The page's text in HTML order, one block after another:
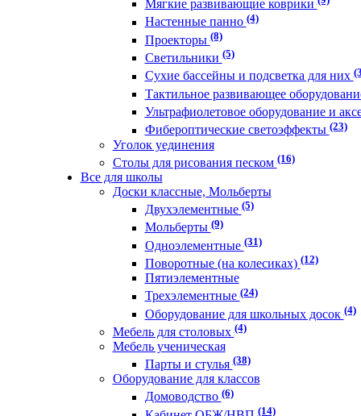
Мягкие развивающие коврики
Настенные панно(4)
Проекторы(8)
Светильники(5)
Сухие бассейны и подсветка для них
Тактильное развивающее
Ультрафиолетовое оборудование и
Фибероптические светоэффекты(23)
Уголок уединения
Столы для рисования песком(16)
Все для школы
Доски классные, Мольберты
Двухэлементные(5)
Мольберты(9)
Одноэлементные(31)
Поворотные (на колесиках)(12)
Пятиэлементные
Трехэлементные(24)
Оборудование для школьных досок(4)
Мебель для столовых(4)
Мебель ученическая
Парты и стулья(38)
Оборудование для классов
Домоводство(6)
(14)